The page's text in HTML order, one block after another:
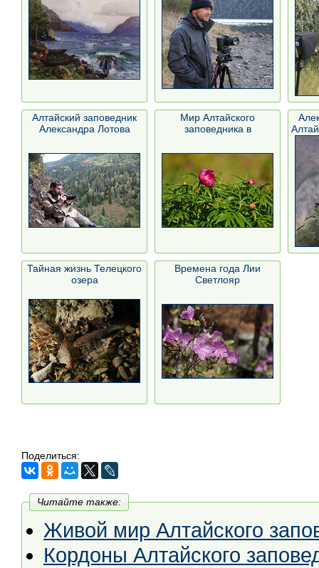
Алтайский заповедник
Александра Лотова
Мир Алтайского
заповедника в
Тайная жизнь Телецкого
озера
Времена года Лии
Светлояр
Поделиться:
Читайте также:
Живой мир Алтайского
Кордоны Алтайского